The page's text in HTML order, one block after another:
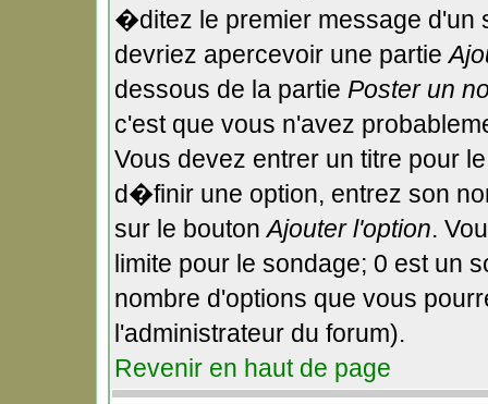
�ditez le premier message d'un
devriez apercevoir une partie
dessous de la partie Poster un
c'est que vous n'avez
Vous devez entrer un titre pour
d�finir une option, entrez son
sur le boutonAjouter l'option.
limite pour le sondage; 0 est un
nombre d'options que vous
l'administrateur du forum).
Revenir en haut de page